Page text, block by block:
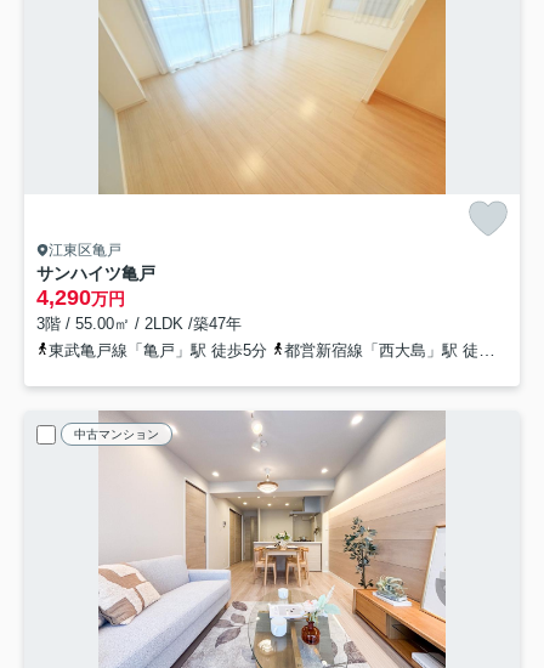
江東区亀戸
サンハイツ亀戸
4,290万円
3階 / 55.00㎡ / 2LDK /築47年
東武亀戸線「亀戸」駅 徒歩5分
都営新宿線「西大島」駅 徒歩10分
中古マンション